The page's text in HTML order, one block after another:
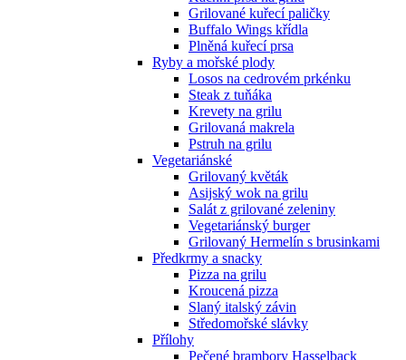
Grilované kuřecí paličky
Buffalo Wings křídla
Plněná kuřecí prsa
Ryby a mořské plody
Losos na cedrovém prkénku
Steak z tuňáka
Krevety na grilu
Grilovaná makrela
Pstruh na grilu
Vegetariánské
Grilovaný květák
Asijský wok na grilu
Salát z grilované zeleniny
Vegetariánský burger
Grilovaný Hermelín s brusinkami
Předkrmy a snacky
Pizza na grilu
Kroucená pizza
Slaný italský závin
Středomořské slávky
Přílohy
Pečené brambory Hasselback